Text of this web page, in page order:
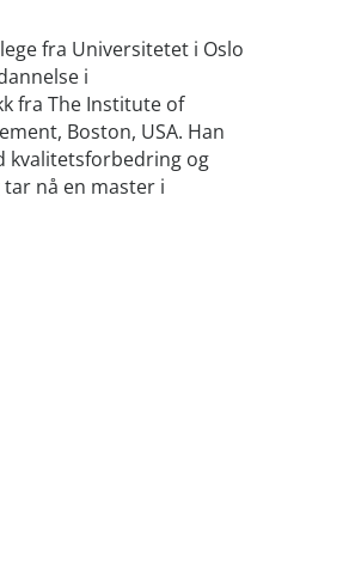
fra Universitetet i Oslo
i
fra The Institute of
Boston, USA. Han
kvalitetsforbedring og
nå en master i